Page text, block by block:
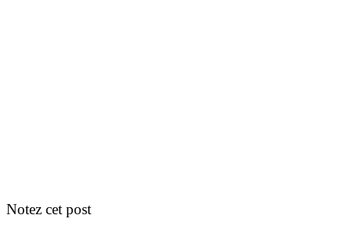
Notez cet post